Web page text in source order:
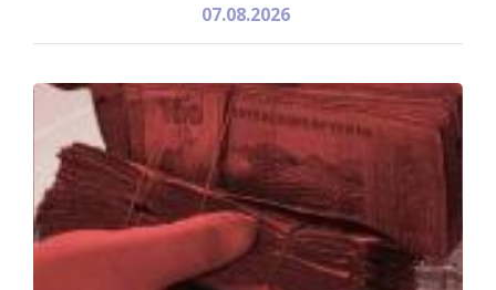
07.08.2026